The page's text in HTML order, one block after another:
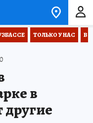
ТОЛЬКО У НАС
в
другие